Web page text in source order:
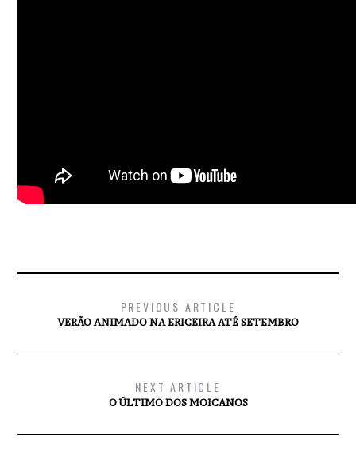
PREVIOUS ARTICLE
VERÃO ANIMADO NA ERICEIRA ATÉ SETEMBRO
NEXT ARTICLE
O ÚLTIMO DOS MOICANOS